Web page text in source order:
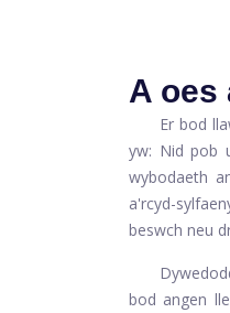
A oes
Er bod
yw: Nid pob
wybodaeth
a'rcyd-
beswch neu
bod angen